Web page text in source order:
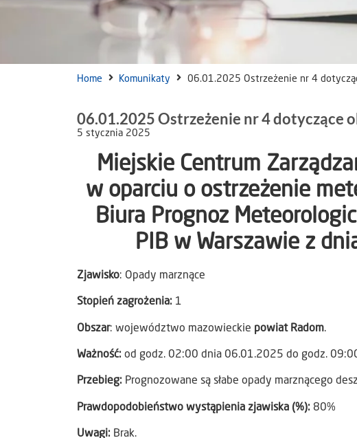
Home Komunikaty 06.01.2025 Ostrzeżenie nr 4
06.01.2025 Ostrzeżenie nr 4 dotyczące
5 stycznia 2025
Miejskie Centrum
w oparciu o ostrzeżenie
Biura Prognoz
PIB w Warszawie z
Zjawisko: Opady marznące
Stopień zagrożenia: 1
Obszar: województwo mazowieckie powiat Radom.
Ważność: od godz. 02:00 dnia 06.01.2025 do godz.
Przebieg: Prognozowane są słabe opady marznącego
Prawdopodobieństwo wystąpienia zjawiska (%): 80%
Uwagi: Brak.